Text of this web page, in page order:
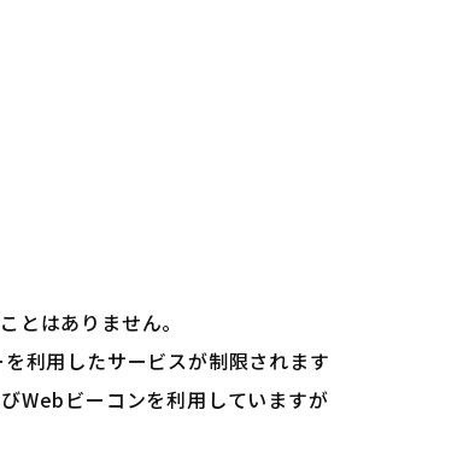
とはありません。
利用したサービスが制限されます
Webビーコンを利用していますが